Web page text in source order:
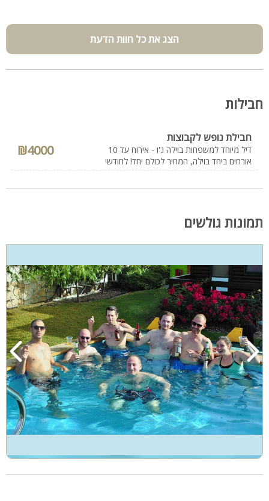
הצג את כל חוות הדעת
חבילות
חבילת נופש לקבוצות
דיל מיוחד למשפחות בוילה ג'ו - אירוח עד 10
אורחים ביחד בוילה, המחיר לכולם יחד! לחודשי
החורף
₪4000
תמונות גולשים